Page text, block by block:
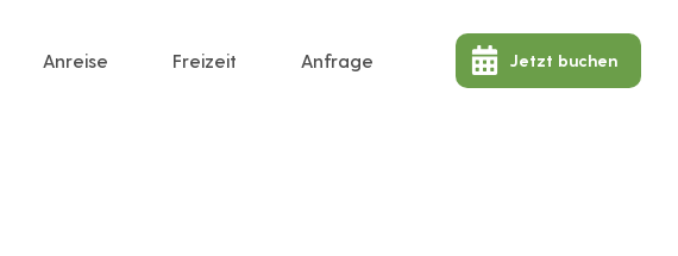
Anreise Freizeit Anfrage Jetzt buchen